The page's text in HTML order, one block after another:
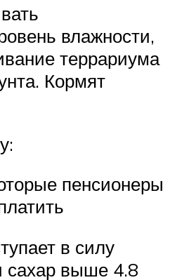
влажности,
террариума
Кормят
пенсионеры
в силу
сахар выше 4.8